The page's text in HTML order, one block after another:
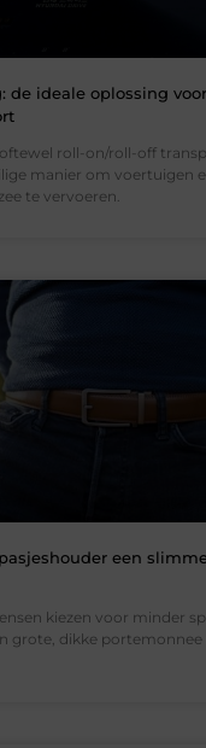
de ideale oplossing
roll-on/roll-off
manier om voertuigen
te vervoeren.
een
kiezen voor minder
grote, dikke portemonnee